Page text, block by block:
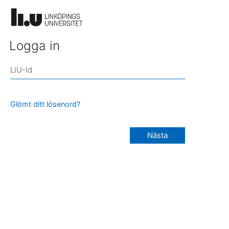
Logga in
Glömt ditt lösenord?
Nästa